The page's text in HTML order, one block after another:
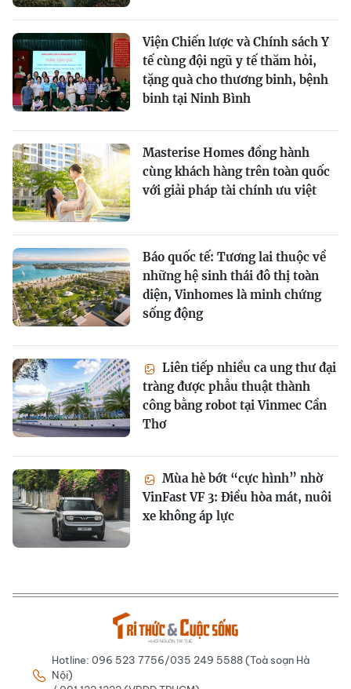
Viện Chiến lược và Chính sách Y
tế cùng đội ngũ y tế thăm hỏi,
tặng quà cho thương binh, bệnh
binh tại Ninh Bình
Masterise Homes đồng hành
cùng khách hàng trên toàn quốc
với giải pháp tài chính ưu việt
Báo quốc tế: Tương lai thuộc về
những hệ sinh thái đô thị toàn
diện, Vinhomes là minh chứng
sống động
Liên tiếp nhiều ca ung thư đại
tràng được phẫu thuật thành
công bằng robot tại Vinmec Cần
Thơ
Mùa hè bớt “cực hình” nhờ
VinFast VF 3: Điều hòa mát, nuôi
xe không áp lực
Hotline: 096 523 7756/035 249 5588 (Toà soạn Hà
Nội)